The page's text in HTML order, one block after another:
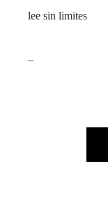
lee sin limites